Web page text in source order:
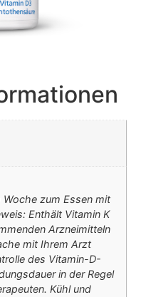
zum Essen mit
Enthält Vitamin K
Arzneimitteln
mit Ihrem Arzt
des Vitamin-D-
in der Regel
Kühl und